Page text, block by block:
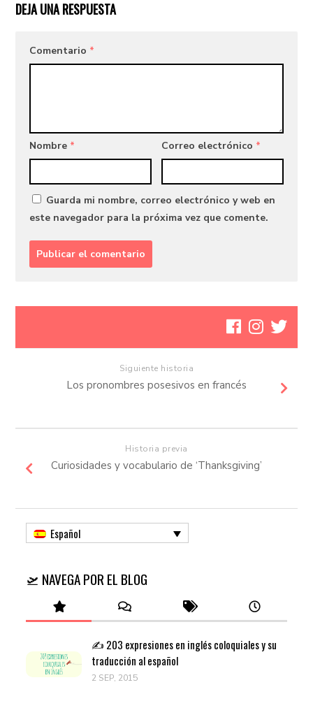
DEJA UNA RESPUESTA
Comentario *
Nombre * Correo electrónico *
Guarda mi nombre, correo electrónico y web en
este navegador para la próxima vez que comente.
Siguiente historia
Los pronombres posesivos en francés
Historia previa
Curiosidades y vocabulario de ‘Thanksgiving’
Español
🛫 NAVEGA POR EL BLOG
✍️ 203 expresiones en inglés coloquiales y su
traducción al español
2 SEP, 2015